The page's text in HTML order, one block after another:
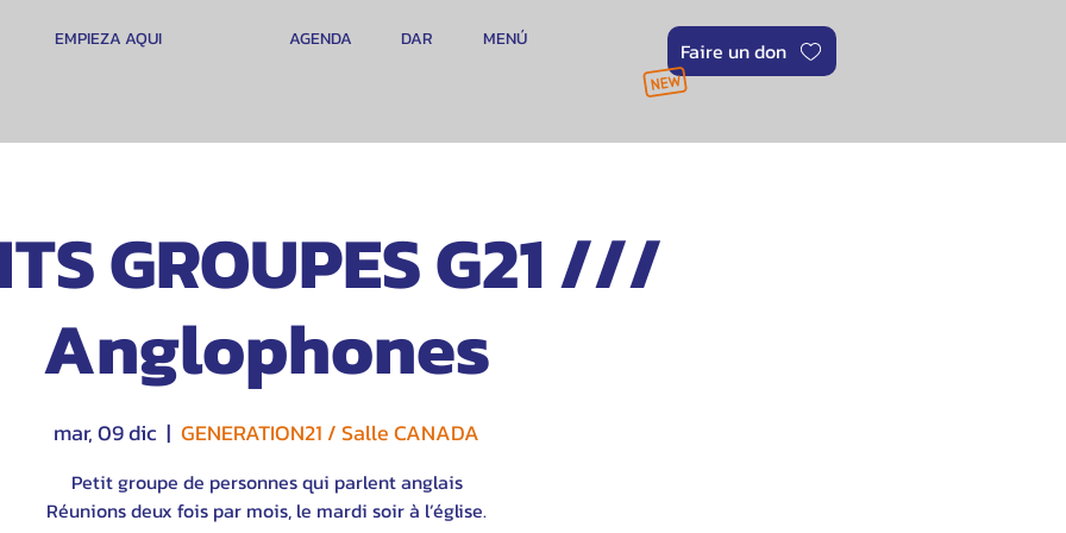
EMPIEZA AQUI DAR MENÚ
AGENDA Faire un don
GROUPES G21 ///
Anglophones
mar, 09 dic
  |
GENERATION21 / Salle CANADA
Petit groupe de personnes qui parlent anglais
Réunions deux fois par mois, le mardi soir à l’église.